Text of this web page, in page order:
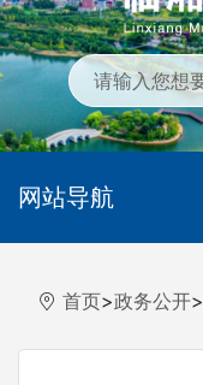
网站导航
首页>政务公开>